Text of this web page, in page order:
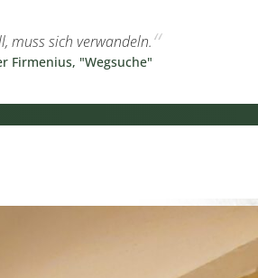
muss sich verwandeln.
Firmenius, "Wegsuche"